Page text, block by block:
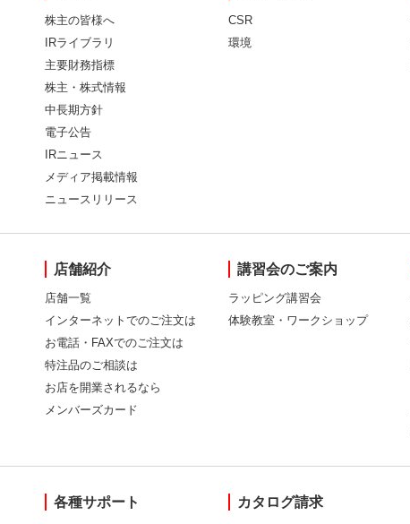
株主の皆様へ
IRライブラリ
主要財務指標
株主・株式情報
中長期方針
電子公告
IRニュース
メディア掲載情報
ニュースリリース
CSR
環境
店舗紹介
店舗一覧
インターネットでのご注文は
お電話・FAXでのご注文は
特注品のご相談は
お店を開業されるなら
メンバーズカード
講習会のご案内
ラッピング講習会
体験教室・ワークショップ
各種サポート カタログ請求